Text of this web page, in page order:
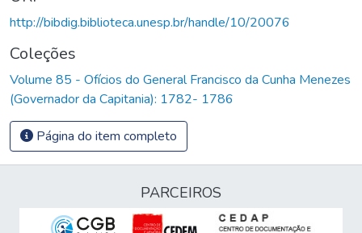
http://bibdig.biblioteca.unesp.br/handle/10/20076
Coleções
Volume 85 - Ofícios do General Francisco da Cunha Menezes
(Governador da Capitania): 1782- 1786
Página do item completo
PARCEIROS